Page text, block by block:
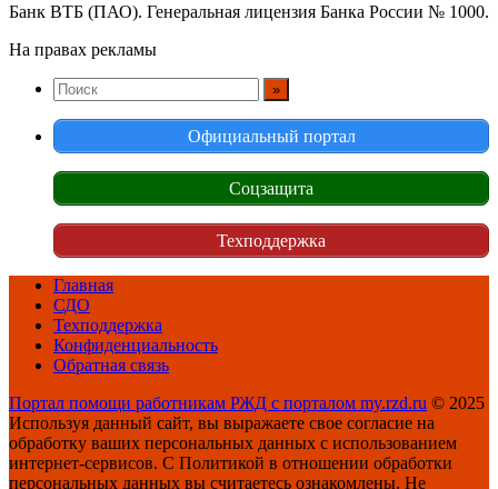
Банк ВТБ (ПАО). Генеральная лицензия Банка России № 1000.
На правах рекламы
Официальный портал
Соцзащита
Техподдержка
Главная
СДО
Техподдержка
Конфиденциальность
Обратная связь
Портал помощи работникам РЖД с порталом my.rzd.ru © 2025
Используя данный сайт, вы выражаете свое согласие на
обработку ваших персональных данных с использованием
интернет-сервисов. С Политикой в отношении обработки
персональных данных вы считаетесь ознакомлены. Не